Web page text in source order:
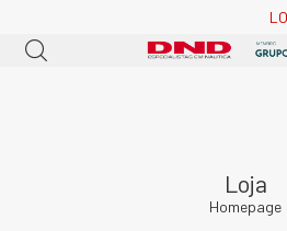
Loja
Homepage